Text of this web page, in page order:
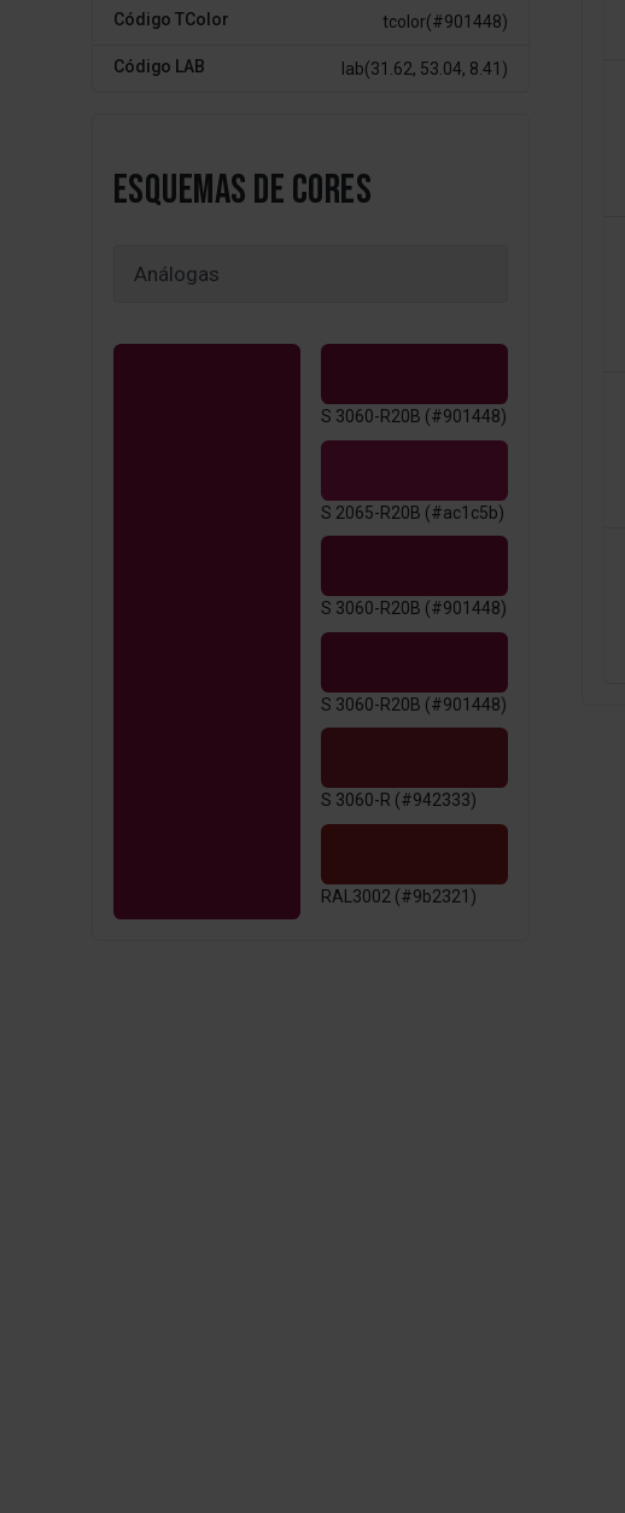
Código TColor tcolor(#901448)
Código LAB lab(31.62, 53.04, 8.41)
ESQUEMAS DE CORES
S 3060-R20B (#901448)
S 2065-R20B (#ac1c5b)
S 3060-R20B (#901448)
S 3060-R20B (#901448)
S 3060-R (#942333)
RAL3002 (#9b2321)